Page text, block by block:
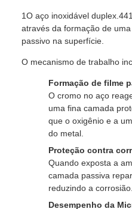
1O aço inoxidável
através da formação de
passivo na superfície.
O mecanismo de trabalho
Formação de filme
O cromo no aço
uma fina camada
que o oxigênio e a
do metal.
Proteção contra
Quando exposta a
camada passiva
reduzindo a corrosião.
Desempenho da